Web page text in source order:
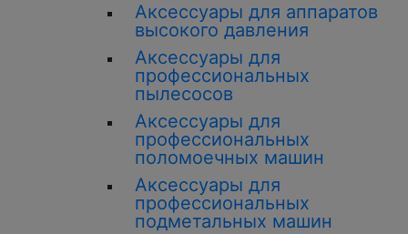
Аксессуары для аппаратов
высокого давления
Аксессуары для
профессиональных
пылесосов
Аксессуары для
профессиональных
поломоечных машин
Аксессуары для
профессиональных
подметальных машин